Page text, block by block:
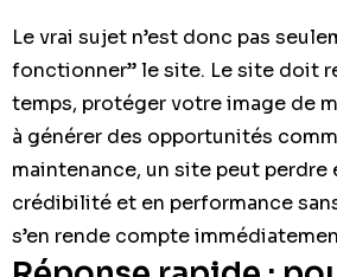
Le vrai sujet n’est donc pas
fonctionner” le site. Le site doit
temps, protéger votre image de
à générer des opportunités
maintenance, un site peut perdre
crédibilité et en performance
s’en rende compte